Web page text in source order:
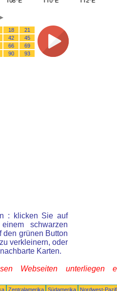
18
21
42
45
66
69
90 93
: klicken Sie auf
schwarzen
den grünen Button
verkleinern, oder
Karten.
Webseiten unterliegen
Zentralamerika Südamerika
Nordwest-